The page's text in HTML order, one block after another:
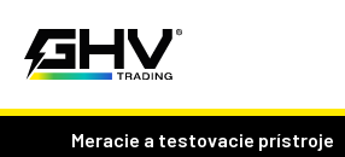
Meracie a testovacie prístroje